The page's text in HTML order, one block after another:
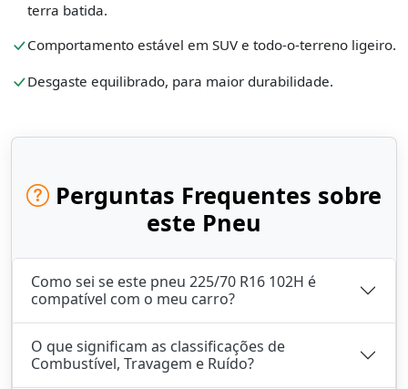
terra batida.
Comportamento estável em SUV e todo-o-terreno ligeiro.
Desgaste equilibrado, para maior durabilidade.
Perguntas Frequentes sobre
este Pneu
Como sei se este pneu 225/70 R16 102H é
compatível com o meu carro?
O que significam as classificações de
Combustível, Travagem e Ruído?